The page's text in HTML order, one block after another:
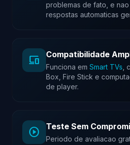
problemas de fato, e
respostas automaticas
devices Compatibilidade
Funciona em Smart TVs ,
Box, Fire Stick e
de player.
play_circle Teste Sem
Periodo de avaliacao